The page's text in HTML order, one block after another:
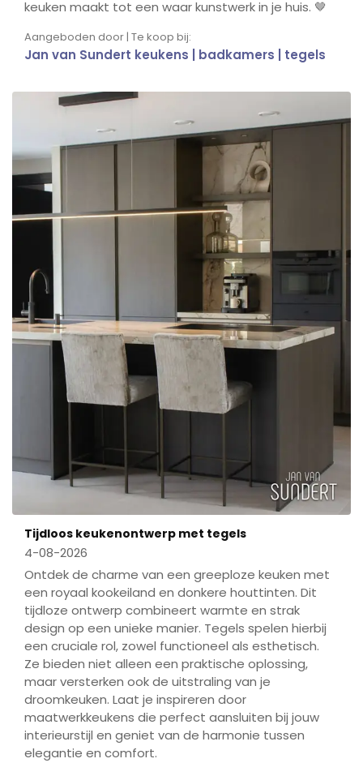
keuken maakt tot een waar kunstwerk in je huis. 🤎
Aangeboden door | Te koop bij:
Jan van Sundert keukens | badkamers | tegels
Tijdloos keukenontwerp met tegels
4-08-2026
Ontdek de charme van een greeploze keuken met
een royaal kookeiland en donkere houttinten. Dit
tijdloze ontwerp combineert warmte en strak
design op een unieke manier. Tegels spelen hierbij
een cruciale rol, zowel functioneel als esthetisch.
Ze bieden niet alleen een praktische oplossing,
maar versterken ook de uitstraling van je
droomkeuken. Laat je inspireren door
maatwerkkeukens die perfect aansluiten bij jouw
interieurstijl en geniet van de harmonie tussen
elegantie en comfort.